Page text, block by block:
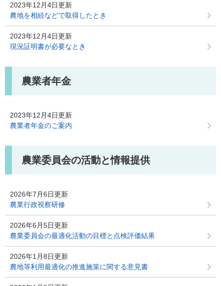
2023年12月4日更新
農地を相続などで取得したとき
2023年12月4日更新
現況証明書が必要なとき
農業者年金
2023年12月4日更新
農業者年金のご案内
農業委員会の活動と情報提供
2026年7月6日更新
農業行政視察研修
2026年6月5日更新
農業委員会の最適化活動の目標と点検評価結果
2026年1月8日更新
農地等利用最適化の推進施策に関する意見書